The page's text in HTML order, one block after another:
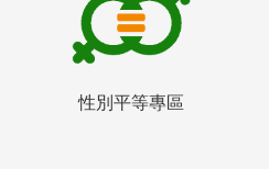
性別平等專區